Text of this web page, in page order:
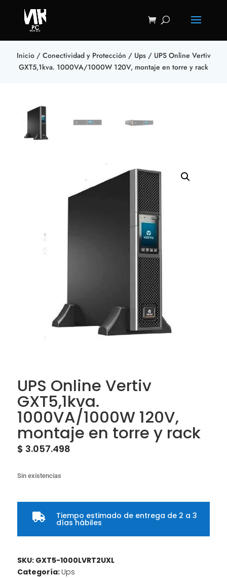
Inicio/ Conectividad y Protección / Ups/ UPS Online Vertiv
GXT5,1kva. 1000VA/1000W 120V, montaje en torre y rack
UPS Online Vertiv
GXT5,1kva.
1000VA/1000W 120V,
montaje en torre y rack
$ 3.057.498
Sin existencias
 Tiempo estimado de entrega de 2 a 3
días hábiles
SKU: GXT5-1000LVRT2UXL
Categoría: Ups